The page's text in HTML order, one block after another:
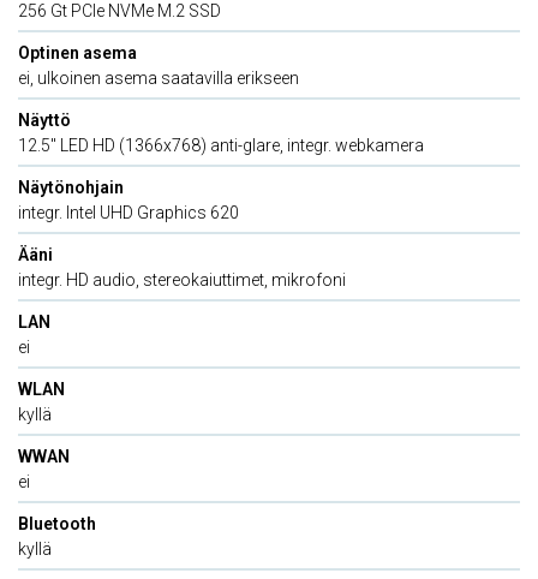
256 Gt PCIe NVMe M.2 SSD
Optinen asema
ei, ulkoinen asema saatavilla erikseen
Näyttö
12.5'' LED HD (1366x768) anti-glare, integr. webkamera
Näytönohjain
integr. Intel UHD Graphics 620
Ääni
integr. HD audio, stereokaiuttimet, mikrofoni
LAN
ei
WLAN
kyllä
WWAN
ei
Bluetooth
kyllä